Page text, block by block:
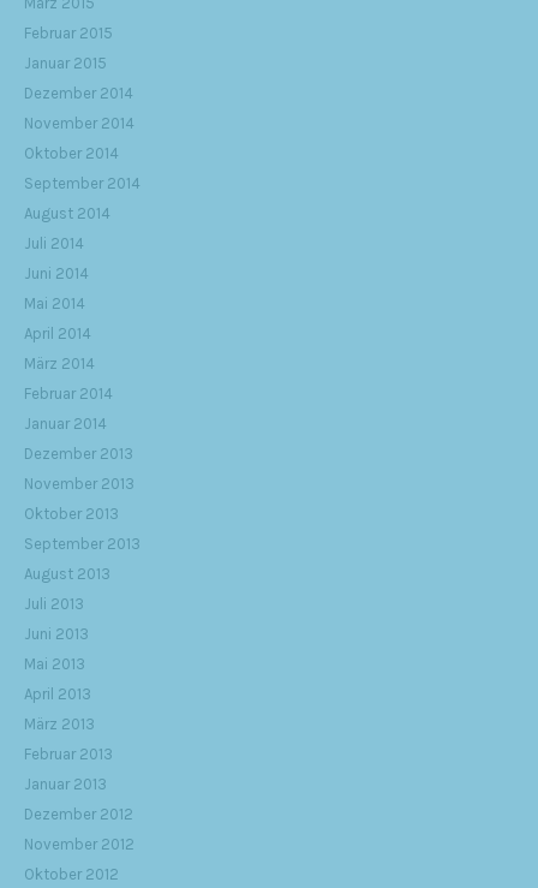
Februar 2015
Januar 2015
Dezember 2014
November 2014
Oktober 2014
September 2014
August 2014
Juli 2014
Juni 2014
Mai 2014
April 2014
März 2014
Februar 2014
Januar 2014
Dezember 2013
November 2013
Oktober 2013
September 2013
August 2013
Juli 2013
Juni 2013
Mai 2013
April 2013
März 2013
Februar 2013
Januar 2013
Dezember 2012
November 2012
Oktober 2012